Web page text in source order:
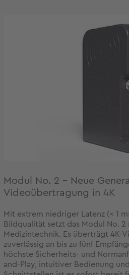
Modul No. 2 - Neue
Videoübertragung in 4K
Mit extrem niedriger Latenz (< 1
Bildqualität setzt das Modul No.
Medizintechnik. Es überträgt 4K-
zuverlässig an bis zu fünf
höchste Sicherheits- und
and-Play, intuitiver Bedienung